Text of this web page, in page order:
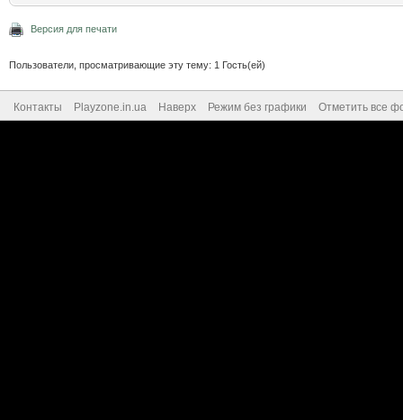
Версия для печати
Пользователи, просматривающие эту тему: 1 Гость(ей)
Контакты Playzone.in.ua Наверх Режим без графики Отметить все